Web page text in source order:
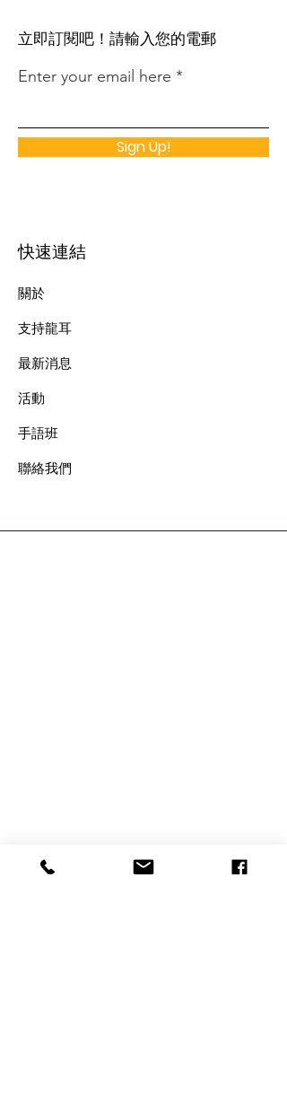
​立即訂閱吧！請輸入您的電郵
Enter your email here
Sign Up!
快速連結
關於
支持龍耳
最新消息
​活動
手語班
​聯絡我們